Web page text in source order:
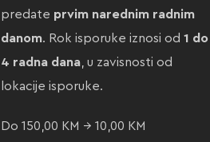
predate prvim narednim radnim
danom. Rok isporuke iznosi od 1 do
4 radna dana, u zavisnosti od
lokacije isporuke.
Do 150,00 KM → 10,00 KM